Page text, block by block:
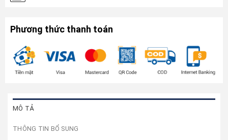
Phương thức thanh toán
MÔ TẢ
THÔNG TIN BỔ SUNG